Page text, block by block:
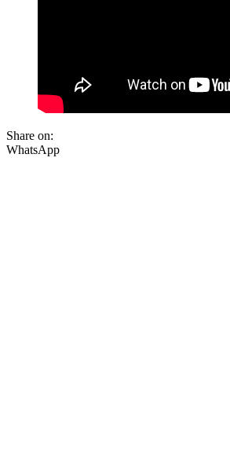
Share on:
WhatsApp